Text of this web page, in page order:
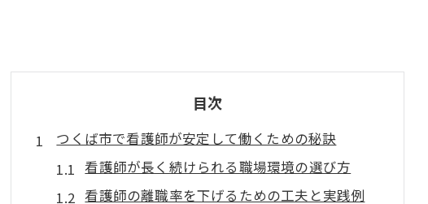
目次
つくば市で看護師が安定して働くための秘訣
看護師が長く続けられる職場環境の選び方
看護師の離職率を下げるための工夫と実践例